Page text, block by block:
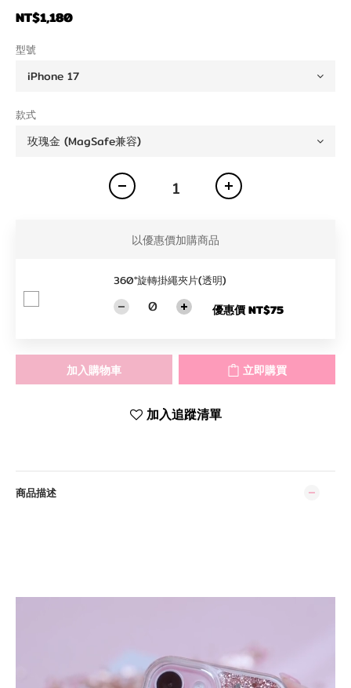
NT$1,180
型號
款式
以優惠價加購商品
360°旋轉掛繩夾片(透明)
優惠價 NT$75
加入購物車 立即購買
加入追蹤清單
商品描述